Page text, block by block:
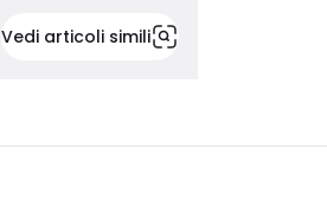
Vedi articoli simili